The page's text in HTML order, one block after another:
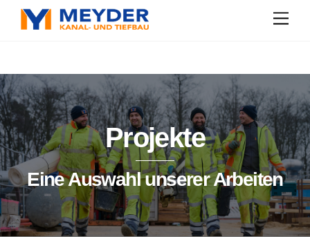
Skip
Projekte
Eine Auswahl unserer Arbeiten